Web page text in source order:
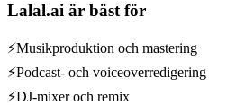
Lalal.ai är bäst för
⚡Musikproduktion och mastering
⚡Podcast- och voiceoverredigering
⚡DJ-mixer och remix